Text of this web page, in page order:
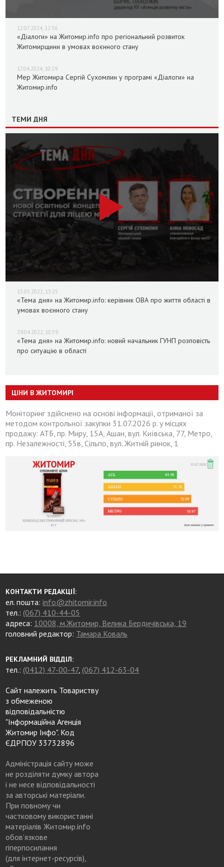
12.07.2024, 12:36
«Діалоги» на Житомир.info про регіональний розвиток
Житомирщини в умовах воєнного стану
17.04.2024, 10:29
Мер Житомира Сергій Сухомлин у програмі «Діалоги» на
Житомир.info
ТЕМИ ДНЯ
13.05.2022, 13:25
«Тема дня» на Житомир.info: керівник ОВА про життя області в
умовах воєнного стану
29.04.2022, 10:59
«Тема дня» на Житомир.info: новий начальник ГУНП розповість
про ситуацію в області
ЦІНИ В ЖИТОМИРІ
Моніторинг здійснено на основі інформації, отриманої за
методом контрольної закупки 31.07.2026 р. у місцях
продажу: АТБ, пр. Миру, 15А, Ашан, вул. Київська, 77, Метро,
пр. Незалежності, 55в, Сільпо, вул. Житній ринок, 1
КОНТАКТИ РЕДАКЦІЇ:
ел. пошта:info@zhitomir.info
тел.: (067) 410-44-05
адреса: 10008, м.Житомир, Велика Бердичівська, 19
головний редактор: Тамара Коваль
РЕКЛАМНИЙ ВІДДІЛ:
тел.: (0412) 47-00-47, (067) 412-63-04
Сайт належить Товариству
з обмеженою
відповідальністю
"Інформаційна Агенція
Житомир Інфо". Код
ЄДРПОУ 33732896
Адміністрація сайту може
не розділяти думку автора
і не несе відповідальності
за авторські матеріали.
При повному чи
частковому використанні
матеріалів Житомир.info
обов’язкове
гіперпосилання
(для інтернет-ресурсів),